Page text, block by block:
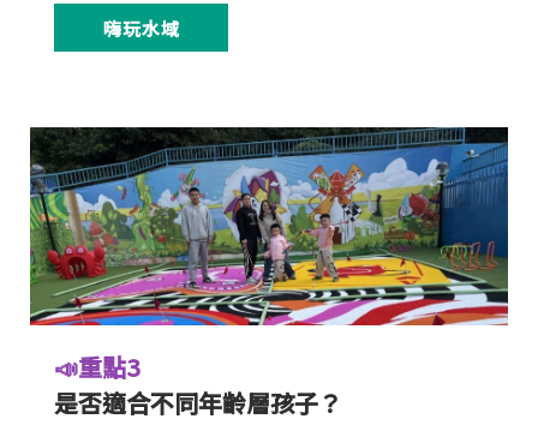
嗨玩水域
📣重點3
是否適合不同年齡層孩子？